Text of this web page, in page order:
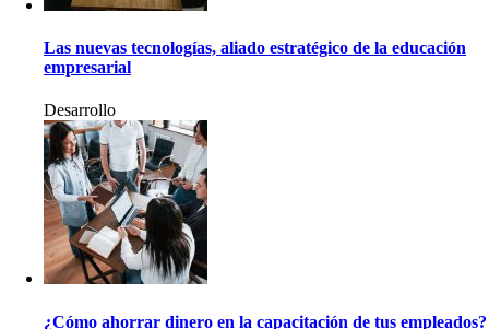
Las nuevas tecnologías, aliado estratégico de la educación
empresarial
Desarrollo
¿Cómo ahorrar dinero en la capacitación de tus empleados?